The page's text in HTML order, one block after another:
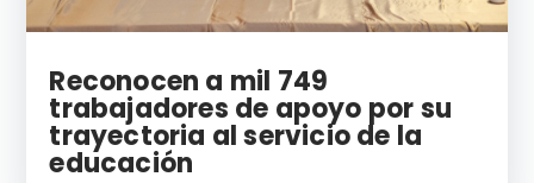
Reconocen a mil 749
trabajadores de apoyo por su
trayectoria al servicio de la
educación